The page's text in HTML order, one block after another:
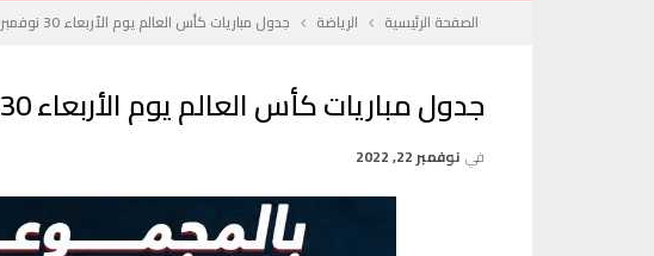
الصفحة الرئيسية الرياضة جدول مباريات كأس العالم يوم الأربعاء 30 نوفمبر
جدول مباريات كأس العالم يوم الأربعاء 30 نوفمبر
في نوفمبر 22, 2022